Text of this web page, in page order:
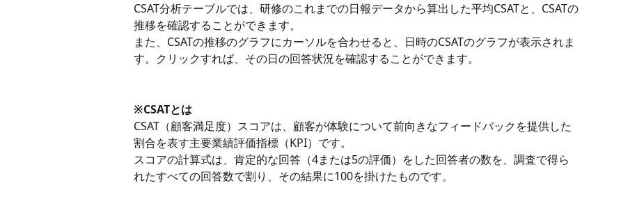
CSAT分析テーブルでは、研修のこれまでの日報データから算出した平均CSATと、CSATの
推移を確認することができます。
また、CSATの推移のグラフにカーソルを合わせると、日時のCSATのグラフが表示されま
す。クリックすれば、その日の回答状況を確認することができます。
※CSATとは
CSAT（顧客満足度）スコアは、顧客が体験について前向きなフィードバックを提供した
割合を表す主要業績評価指標（KPI）です。
スコアの計算式は、肯定的な回答（4または5の評価）をした回答者の数を、調査で得ら
れたすべての回答数で割り、その結果に100を掛けたものです。